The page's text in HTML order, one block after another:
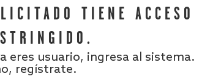
TIENE ACCESO
eres usuario, ingresa al sistema.
regístrate.